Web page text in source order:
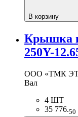
В корзину
Крышка
250Y-
ООО «ТМК
Вал
4 ШТ
35 776.50